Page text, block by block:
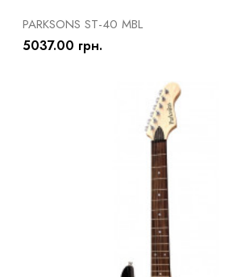
PARKSONS ST-40 MBL
5037.00 грн.